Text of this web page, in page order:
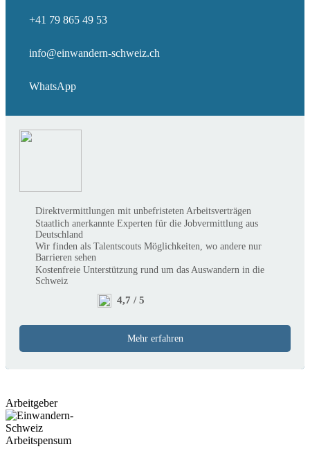
+41 79 865 49 53
info@einwandern-schweiz.ch
WhatsApp
Direktvermittlungen mit unbefristeten Arbeitsverträgen
Staatlich anerkannte Experten für die Jobvermittlung aus
Deutschland
Wir finden als Talentscouts Möglichkeiten, wo andere nur
Barrieren sehen
Kostenfreie Unterstützung rund um das Auswandern in die
Schweiz
4,7 / 5
Mehr erfahren
Arbeitgeber
Arbeitspensum